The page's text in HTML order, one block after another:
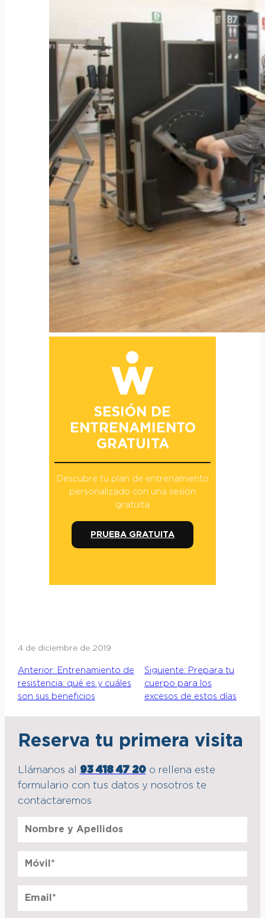
SESIÓN DE
ENTRENAMIENTO
GRATUITA
Descubre tu plan de entrenamiento
personalizado con una sesión
gratuita
PRUEBA GRATUITA
4 de diciembre de 2019
Anterior: Entrenamiento de
resistencia: qué es y cuáles
son sus beneficios
Siguiente: Prepara tu
cuerpo para los
excesos de estos días
Reserva tu primera visita
Llámanos al 93 418 47 20o rellena este
formulario con tus datos y nosotros te
contactaremos